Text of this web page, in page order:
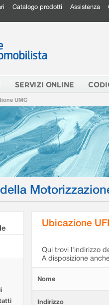
Catalogo prodotti Assistenza
SERVIZI ONLINE
UMC
Ubicazione
Qui trovi l'indirizzo
A disposizione
Nome
Indirizzo